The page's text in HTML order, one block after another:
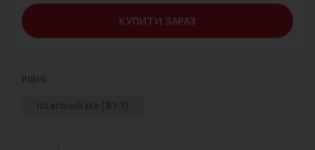
КУПИТИ ЗАРАЗ
РІВНІ